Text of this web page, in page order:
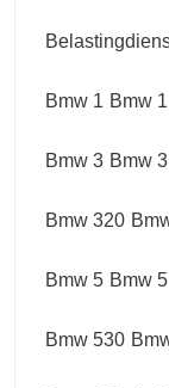
Bmw 1 Bmw
Bmw 3 Bmw
Bmw 320
Bmw 5 Bmw
Bmw 530